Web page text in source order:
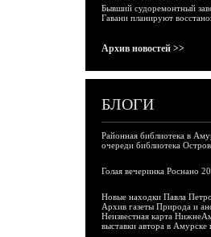
Бывший судоремонтный
Гавани планируют
Архив новостей >>
БЛОГИ
Районная библиотека в
очереди библиотека
Голая вечеринка Роснано
Новые находки Павла
Архив газеты Природа и
Неизвестная карта
выставки автора в Амурске